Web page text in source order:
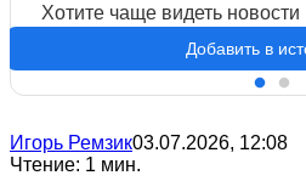
Хотите чаще видеть
Добавить в
Игорь Ремзик03.07.2026, 12:08
Чтение: 1 мин.